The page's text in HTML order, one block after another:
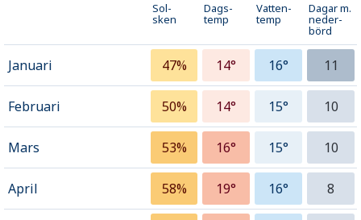
Sol-
sken
Dags-
temp
Vatten-
temp
Dagar m.
neder­
börd
Januari 47% 14° 16° 11
Februari 50% 14° 15° 10
Mars 53% 16° 15° 10
April 58% 19° 16° 8